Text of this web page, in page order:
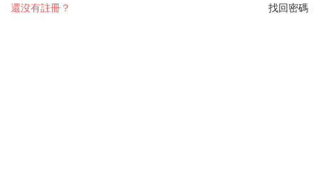
找回密碼
還沒有註冊？